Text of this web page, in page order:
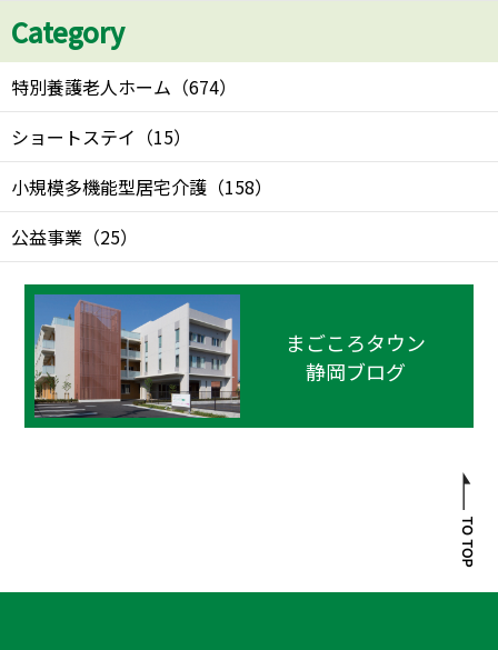
Category
特別養護老人ホーム （674）
ショートステイ （15）
小規模多機能型居宅介護 （158）
公益事業 （25）
まごころタウン
静岡ブログ